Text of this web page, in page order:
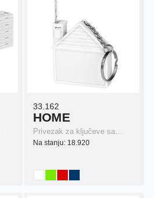
33.162
HOME
Privezak za ključeve sa…
Na stanju: 18.920